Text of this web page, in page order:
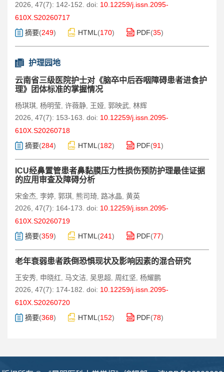
2026, 47(7): 142-152. doi: 10.12259/j.issn.2095-
610X.S20260717
摘要(249) HTML (170) PDF(35)
护理园地
云南省三级医院护士对《脑卒中后吞咽障碍患者进食护
理》团体标准的掌握情况
杨琪琪, 杨明莹, 许薇静, 王娅, 郭映武, 林辉
2026, 47(7): 153-163. doi: 10.12259/j.issn.2095-
610X.S20260718
摘要(284) HTML (182) PDF(91)
ICU经鼻置管患者鼻黏膜压力性损伤预防护理最佳证据
的应用审查及障碍分析
宋金杰, 李婷, 郭琪, 熊司琦, 路冰晶, 黄英
2026, 47(7): 164-173. doi: 10.12259/j.issn.2095-
610X.S20260719
摘要(359) HTML (241) PDF(77)
老年衰弱患者跌倒恐惧现状及影响因素的混合研究
王安秀, 申晓红, 马文洁, 吴思超, 周红坚, 杨耀鹏
2026, 47(7): 174-182. doi: 10.12259/j.issn.2095-
610X.S20260720
摘要(368) HTML (152) PDF(78)